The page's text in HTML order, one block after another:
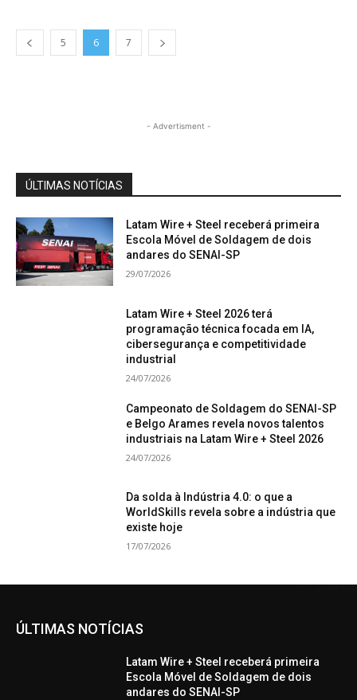
5 6 7
- Advertisment -
ÚLTIMAS NOTÍCIAS
Latam Wire + Steel receberá primeira
Escola Móvel de Soldagem de dois
andares do SENAI-SP
29/07/2026
Latam Wire + Steel 2026 terá
programação técnica focada em IA,
cibersegurança e competitividade
industrial
24/07/2026
Campeonato de Soldagem do SENAI-SP
e Belgo Arames revela novos talentos
industriais na Latam Wire + Steel 2026
24/07/2026
Da solda à Indústria 4.0: o que a
WorldSkills revela sobre a indústria que
existe hoje
17/07/2026
ÚLTIMAS NOTÍCIAS
Latam Wire + Steel receberá primeira
Escola Móvel de Soldagem de dois
andares do SENAI-SP